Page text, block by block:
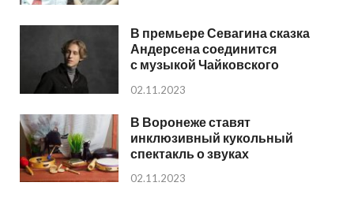
В премьере Севагина сказка
Андерсена соединится
с музыкой Чайковского
02.11.2023
В Воронеже ставят
инклюзивный кукольный
спектакль о звуках
02.11.2023